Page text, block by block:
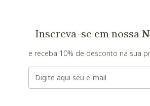
Inscreva-se em nossa
e receba 10% de desconto na sua
E-mail